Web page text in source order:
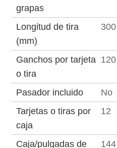
grapas
Longitud de tira
(mm)
300
Ganchos por tarjeta
o tira
120
Pasador incluido
No
Tarjetas o tiras por
caja
12
Caja/pulgadas de
144